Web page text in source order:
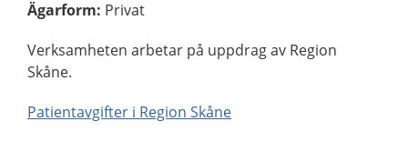
Ägarform: Privat
Verksamheten arbetar på uppdrag av Region
Skåne.
Patientavgifter i Region Skåne